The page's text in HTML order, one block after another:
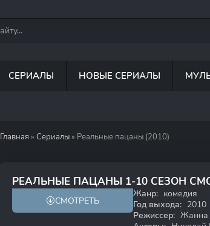
СЕРИАЛЫ НОВЫЕ СЕРИАЛЫ
Главная » Сериалы » Реальные пацаны (2010)
РЕАЛЬНЫЕ ПАЦАНЫ 1-10 СЕЗОН
6.7 5.8
СМОТРЕТЬ
Жанр: комедия
Год выхода: 2010
Режиссер: Жанна